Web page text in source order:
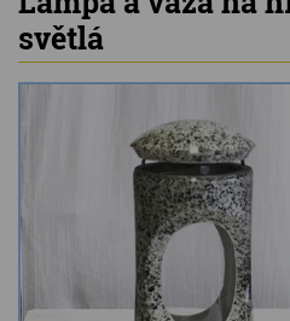
Kamenné truhlíky
Chladící kostky a puky
Doplňky do kuchyně
Hřbitovní doplňky
Zvířecí náhrobky a
Kamenné stoly,
Barevné kamenné drti
světlá